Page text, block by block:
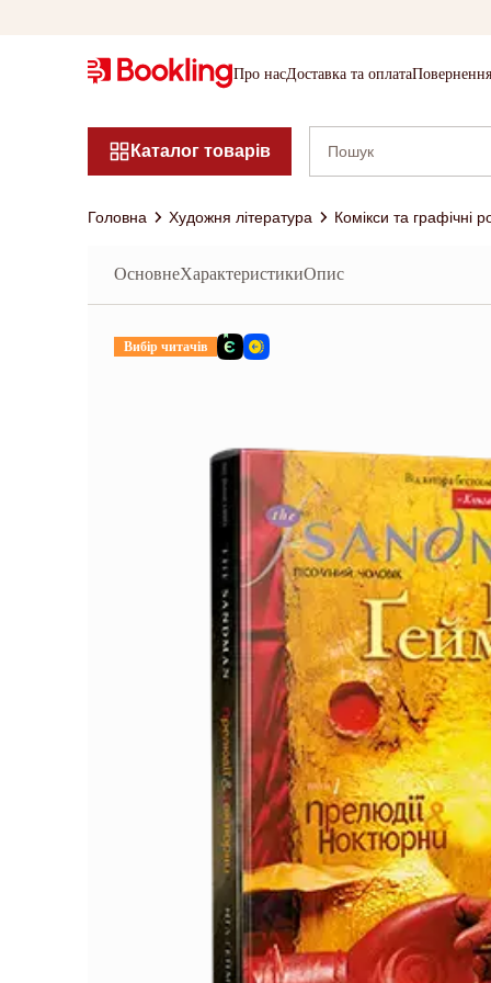
Про насДоставка та оплата
Каталог товарів
Головна Художня література Комікси та графічні
ОсновнеХарактеристикиОпис
Вибір читачів